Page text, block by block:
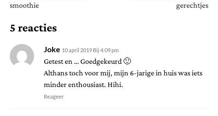
smoothie
gerechtjes
5 reacties
Joke 10 april 2019 Bij 4:09 pm
Getest en … Goedgekeurd 🙂
Althans toch voor mij, mijn 6-jarige in huis was iets
minder enthousiast. Hihi.
Reageer